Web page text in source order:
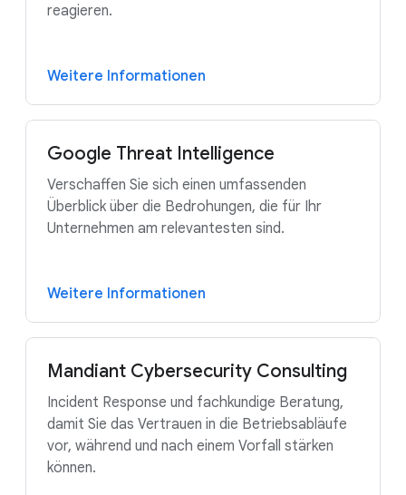
reagieren.
Weitere Informationen
Google Threat Intelligence
Verschaffen Sie sich einen umfassenden
Überblick über die Bedrohungen, die für Ihr
Unternehmen am relevantesten sind.
Weitere Informationen
Mandiant Cybersecurity Consulting
Incident Response und fachkundige Beratung,
damit Sie das Vertrauen in die Betriebsabläufe
vor, während und nach einem Vorfall stärken
können.